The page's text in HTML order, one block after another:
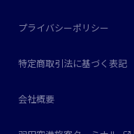
プライバシーポリシー
特定商取引法に基づく表記
会社概要